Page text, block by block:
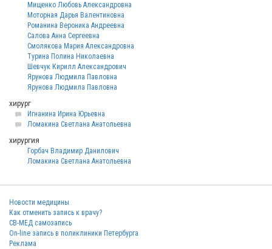
Мищенко Любовь Александровна
Моторная Дарья Валентиновна
Романина Вероника Андреевна
Салова Анна Сергеевна
Смолякова Мария Александровна
Турина Полина Николаевна
Шевчук Кирилл Александрович
Ярунова Людмила Павловна
Ярунова Людмила Павловна
хирург
Игнанина Ирина Юрьевна
Ломакина Светлана Анатольевна
хирургия
Горбач Владимир Данилович
Ломакина Светлана Анатольевна
Новости медицины
Как отменить запись к врачу?
СВ-МЕД самозапись
On-line запись в поликлиники Петербурга
Реклама